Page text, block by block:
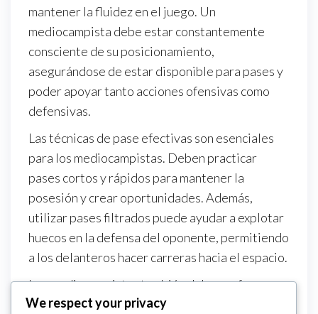
mantener la fluidez en el juego. Un
mediocampista debe estar constantemente
consciente de su posicionamiento,
asegurándose de estar disponible para pases y
poder apoyar tanto acciones ofensivas como
defensivas.
Las técnicas de pase efectivas son esenciales
para los mediocampistas. Deben practicar
pases cortos y rápidos para mantener la
posesión y crear oportunidades. Además,
utilizar pases filtrados puede ayudar a explotar
huecos en la defensa del oponente, permitiendo
a los delanteros hacer carreras hacia el espacio.
Los mediocampistas también deben enfocarse
en crear espacio para sus compañeros. Esto se
We respect your privacy